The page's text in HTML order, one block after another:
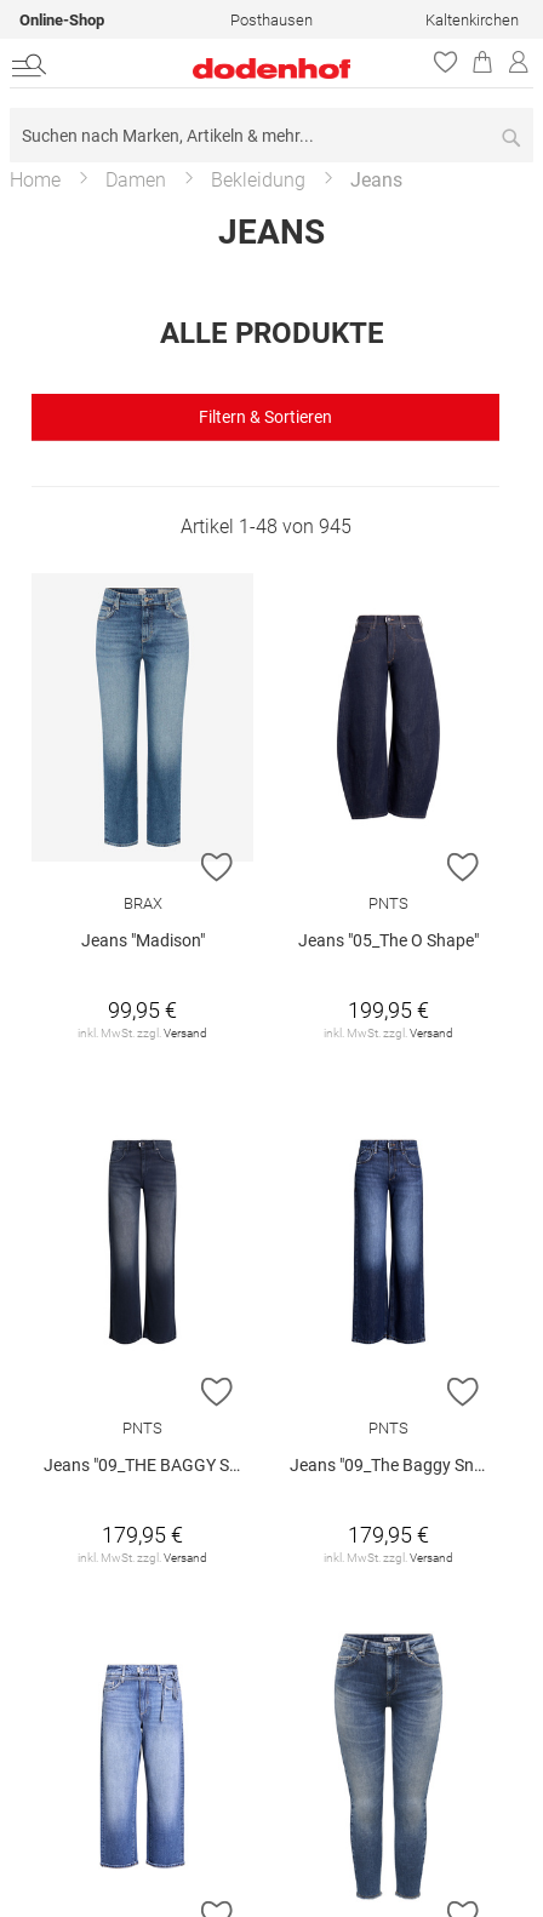
Online-Shop Posthausen Kaltenkirchen
Home Damen Bekleidung Jeans
JEANS
ALLE PRODUKTE
Filtern & Sortieren
Artikel 1-48 von 945
ZUR WUNSCHLISTE HINZUFÜGEN
BRAX
Jeans "Madison"
99,95 €
inkl. MwSt. zzgl. Versand
ZUR
PNTS
Jeans "05_The O Shape"
199,95 €
inkl. MwSt. zzgl. Versand
ZUR WUNSCHLISTE HINZUFÜGEN
PNTS
Jeans "09_THE BAGGY SNOS"
179,95 €
inkl. MwSt. zzgl. Versand
ZUR
PNTS
Jeans "09_The Baggy Snos"
179,95 €
inkl. MwSt. zzgl. Versand
ZUR WUNSCHLISTE HINZUFÜGEN
ZUR